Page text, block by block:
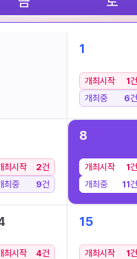
1
개최시작 1건
개최중
6건
최시작 2건
최중
9건
8
개최시작 1건
개최중
11건
최시작 4건
15
개최시작 1건